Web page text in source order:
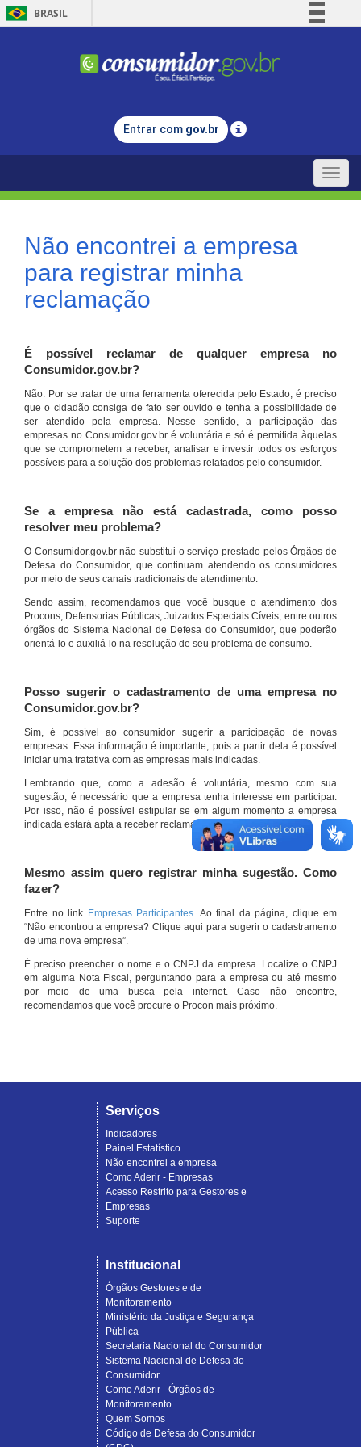
BRASIL
Comunica BR
Legislação
Entrar com gov.br
Toggle
Não encontrei a empresa
para registrar minha
reclamação
É possível reclamar de qualquer empresa no
Consumidor.gov.br?
Não. Por se tratar de uma ferramenta oferecida pelo Estado, é preciso
que o cidadão consiga de fato ser ouvido e tenha a possibilidade de
ser atendido pela empresa. Nesse sentido, a participação das
empresas no Consumidor.gov.br é voluntária e só é permitida àquelas
que se comprometem a receber, analisar e investir todos os esforços
possíveis para a solução dos problemas relatados pelo consumidor.
Se a empresa não está cadastrada, como posso
resolver meu problema?
O Consumidor.gov.br não substitui o serviço prestado pelos Órgãos de
Defesa do Consumidor, que continuam atendendo os consumidores
por meio de seus canais tradicionais de atendimento.
Sendo assim, recomendamos que você busque o atendimento dos
Procons, Defensorias Públicas, Juizados Especiais Cíveis, entre outros
órgãos do Sistema Nacional de Defesa do Consumidor, que poderão
orientá-lo e auxiliá-lo na resolução de seu problema de consumo.
Posso sugerir o cadastramento de uma empresa no
Consumidor.gov.br?
Sim, é possível ao consumidor sugerir a participação de novas
empresas. Essa informação é importante, pois a partir dela é possível
iniciar uma tratativa com as empresas mais indicadas.
Lembrando que, como a adesão é voluntária, mesmo com sua
sugestão, é necessário que a empresa tenha interesse em participar.
Por isso, não é possível estipular se em algum momento a empresa
indicada estará apta a receber reclamações por meio do site.
Mesmo assim quero registrar minha sugestão. Como
fazer?
Entre no link Empresas Participantes. Ao final da página, clique em
“Não encontrou a empresa? Clique aqui para sugerir o cadastramento
de uma nova empresa”.
É preciso preencher o nome e o CNPJ da empresa. Localize o CNPJ
em alguma Nota Fiscal, perguntando para a empresa ou até mesmo
por meio de uma busca pela internet. Caso não encontre,
recomendamos que você procure o Procon mais próximo.
Serviços
Indicadores
Painel Estatístico
Não encontrei a empresa
Como Aderir - Empresas
Acesso Restrito para Gestores e
Empresas
Suporte
Institucional
Órgãos Gestores e de
Monitoramento
Ministério da Justiça e Segurança
Pública
Secretaria Nacional do Consumidor
Sistema Nacional de Defesa do
Consumidor
Como Aderir - Órgãos de
Monitoramento
Quem Somos
Código de Defesa do Consumidor